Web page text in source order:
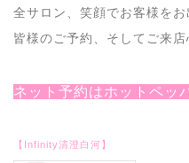
全サロン、笑顔でお客様をお
皆様のご予約、そしてご来
ネット予約はホットペッ
【Infinity清澄白河】